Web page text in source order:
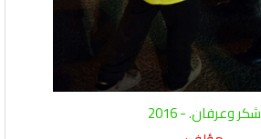
شكر وعرفان. - 2016